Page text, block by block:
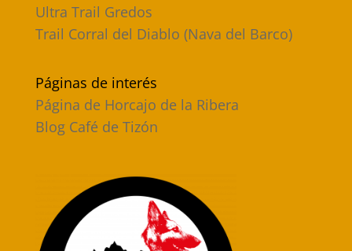
Ultra Trail Gredos
Trail Corral del Diablo (Nava del Barco)
Páginas de interés
Página de Horcajo de la Ribera
Blog Café de Tizón